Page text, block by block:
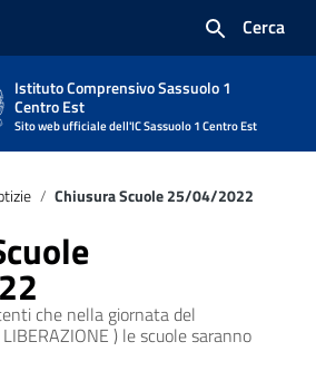
Cerca
Istituto Comprensivo Sassuolo 1
Centro Est
Sito web ufficiale dell'IC Sassuolo 1 Centro Est
/ Chiusura Scuole 25/04/2022
che nella giornata del
) le scuole saranno